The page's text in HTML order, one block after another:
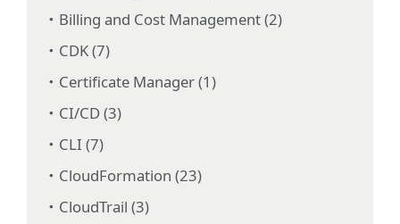
Billing and Cost Management (2)
CDK (7)
Certificate Manager (1)
CI/CD (3)
CLI (7)
CloudFormation (23)
CloudTrail (3)